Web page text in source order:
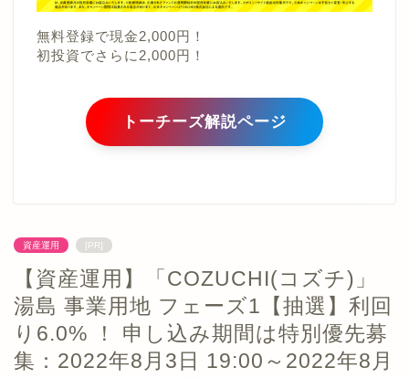
無料登録で現金2,000円！
初投資でさらに2,000円！
トーチーズ解説ページ
資産運用 [PR]
【資産運用】「COZUCHI(コズチ)」
湯島 事業用地 フェーズ1【抽選】利回
り6.0% ！ 申し込み期間は特別優先募
集：2022年8月3日 19:00～2022年8月